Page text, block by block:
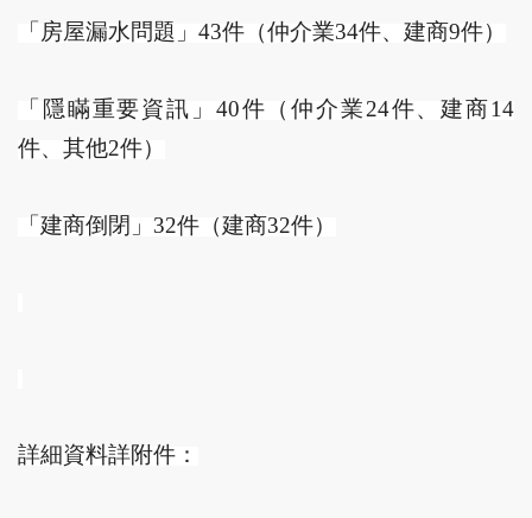
「房屋漏水問題」43件（仲介業34件、建商9件）
「隱瞞重要資訊」40件（仲介業24件、建商14
件、其他2件）
「建商倒閉」32件（建商32件）
詳細資料詳附件：